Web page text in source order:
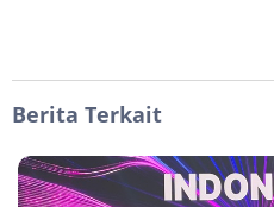
Berita Terkait